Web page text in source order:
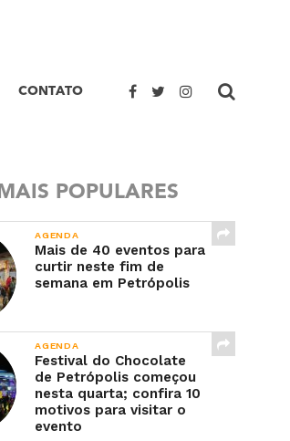
CONTATO
MAIS POPULARES
AGENDA
Mais de 40 eventos para
curtir neste fim de
semana em Petrópolis
AGENDA
Festival do Chocolate
de Petrópolis começou
nesta quarta; confira 10
motivos para visitar o
evento